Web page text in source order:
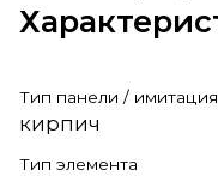
Тип панели / имитация
кирпич
Тип элемента